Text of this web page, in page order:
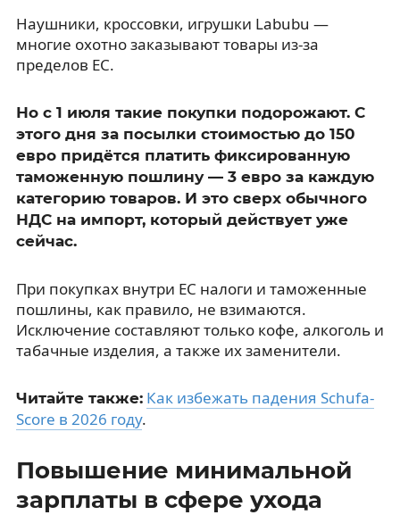
Наушники, кроссовки, игрушки Labubu —
многие охотно заказывают товары из-за
пределов ЕС.
Но с 1 июля такие покупки подорожают. С
этого дня за посылки стоимостью до 150
евро придётся платить фиксированную
таможенную пошлину — 3 евро за каждую
категорию товаров. И это сверх обычного
НДС на импорт, который действует уже
сейчас.
При покупках внутри ЕС налоги и таможенные
пошлины, как правило, не взимаются.
Исключение составляют только кофе, алкоголь и
табачные изделия, а также их заменители.
Читайте также: Как избежать падения Schufa-
Score в 2026 году.
Повышение минимальной
зарплаты в сфере ухода